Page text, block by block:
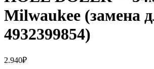
Milwaukee (замена
4932399854)
2.940₽